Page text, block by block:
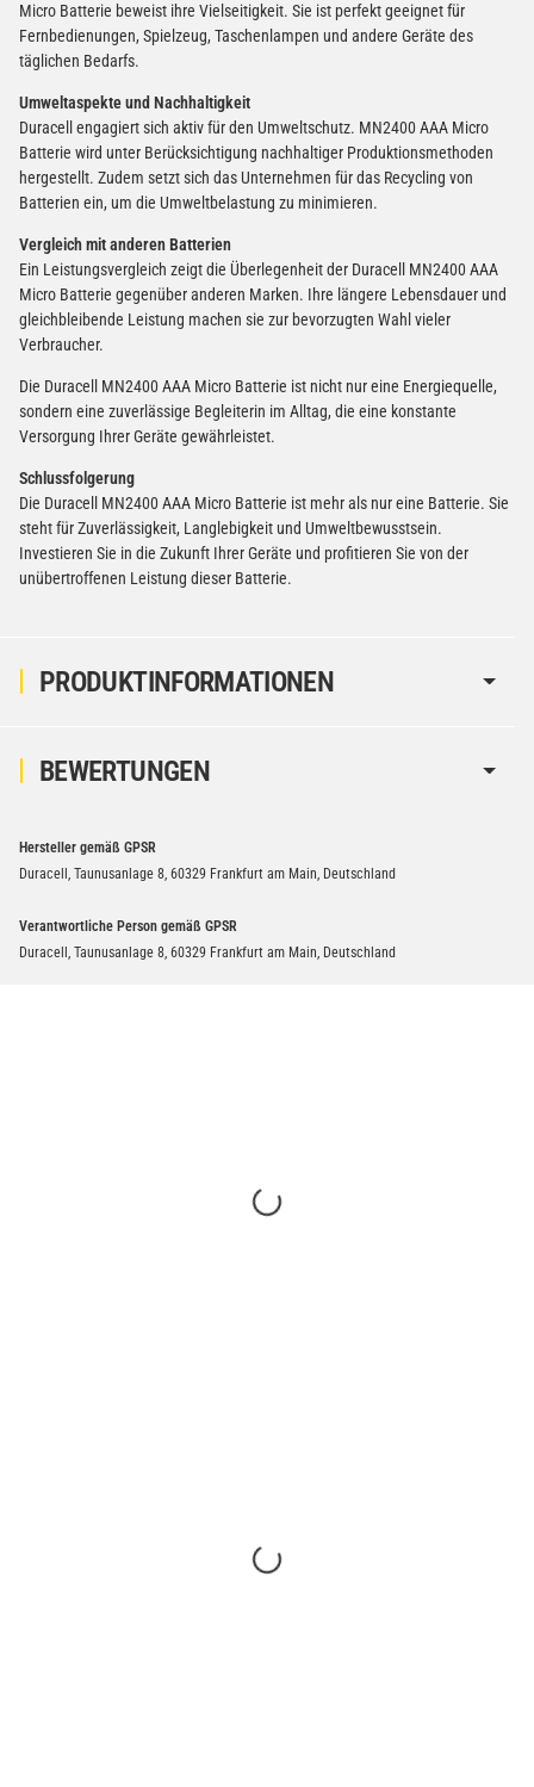
PRODUKTINFORMATIONEN
Micro Batterie beweist ihre Vielseitigkeit. Sie ist perfekt geeignet für
Fernbedienungen, Spielzeug, Taschenlampen und andere Geräte des
täglichen Bedarfs.
Umweltaspekte und Nachhaltigkeit
Duracell engagiert sich aktiv für den Umweltschutz. MN2400 AAA Micro
Batterie wird unter Berücksichtigung nachhaltiger Produktionsmethoden
hergestellt. Zudem setzt sich das Unternehmen für das Recycling von
Batterien ein, um die Umweltbelastung zu minimieren.
Vergleich mit anderen Batterien
Ein Leistungsvergleich zeigt die Überlegenheit der Duracell MN2400 AAA
Micro Batterie gegenüber anderen Marken. Ihre längere Lebensdauer und
gleichbleibende Leistung machen sie zur bevorzugten Wahl vieler
Verbraucher.
Die Duracell MN2400 AAA Micro Batterie ist nicht nur eine Energiequelle,
sondern eine zuverlässige Begleiterin im Alltag, die eine konstante
Versorgung Ihrer Geräte gewährleistet.
Schlussfolgerung
Die Duracell MN2400 AAA Micro Batterie ist mehr als nur eine Batterie. Sie
steht für Zuverlässigkeit, Langlebigkeit und Umweltbewusstsein.
Investieren Sie in die Zukunft Ihrer Geräte und profitieren Sie von der
unübertroffenen Leistung dieser Batterie.
BEWERTUNGEN
Hersteller gemäß GPSR
Duracell, Taunusanlage 8, 60329 Frankfurt am Main, Deutschland
Verantwortliche Person gemäß GPSR
Duracell, Taunusanlage 8, 60329 Frankfurt am Main, Deutschland